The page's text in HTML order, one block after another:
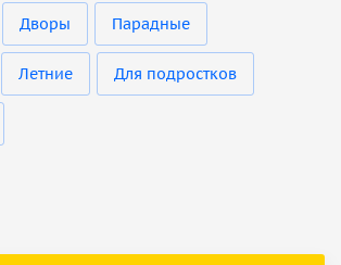
Дворы Парадные
Летние Для подростков